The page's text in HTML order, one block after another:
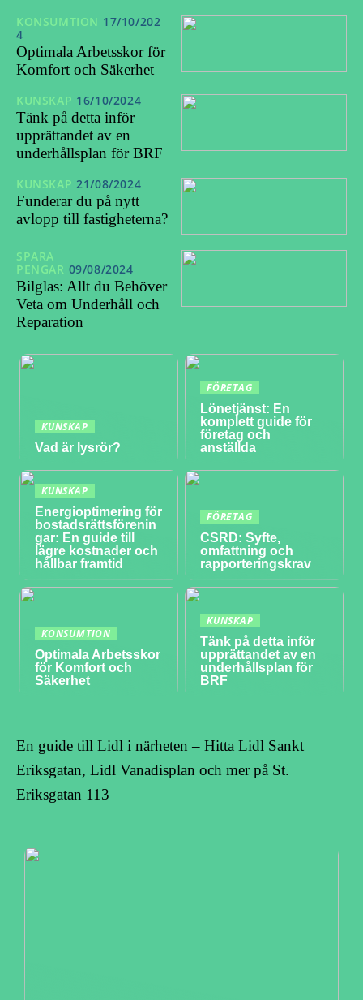
KONSUMTION 17/10/202
4
Optimala Arbetsskor för
Komfort och Säkerhet
KUNSKAP 16/10/2024
Tänk på detta inför
upprättandet av en
underhållsplan för BRF
KUNSKAP 21/08/2024
Funderar du på nytt
avlopp till fastigheterna?
SPARA
PENGAR 09/08/2024
Bilglas: Allt du Behöver
Veta om Underhåll och
Reparation
KUNSKAP
Vad är lysrör?
FÖRETAG
Lönetjänst: En
komplett guide för
företag och
anställda
KUNSKAP
Energioptimering för
bostadsrättsförenin
gar: En guide till
lägre kostnader och
hållbar framtid
FÖRETAG
CSRD: Syfte,
omfattning och
rapporteringskrav
KONSUMTION
Optimala Arbetsskor
för Komfort och
Säkerhet
KUNSKAP
Tänk på detta inför
upprättandet av en
underhållsplan för
BRF
En guide till Lidl i närheten – Hitta Lidl Sankt
Eriksgatan, Lidl Vanadisplan och mer på St.
Eriksgatan 113